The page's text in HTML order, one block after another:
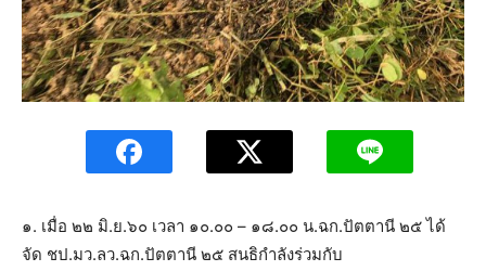
๑. เมื่อ ๒๒ มิ.ย.๖๐ เวลา ๑๐.๐๐ – ๑๘.๐๐ น.ฉก.ปัตตานี ๒๕ ได้
จัด ชป.มว.ลว.ฉก.ปัตตานี ๒๕ สนธิกำลังร่วมกับ